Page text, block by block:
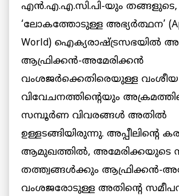
എന്‍.എ.എ.സി.പി-യും തങ്ങളുടെ,
‘ലോകത്തോടുള്ള അഭ്യര്‍ത്ഥന’
World) ഐക്യരാഷ്ട്രസഭയില്‍
ആഫ്രിക്കന്‍-അമേരിക്കന്‍
വംശജര്‍ക്കെതിരെയുള്ള വംശീയ
വിവേചനത്തിന്റെയും
സമ്പൂര്‍ണ വിവരങ്ങള്‍ അതില്‍
ഉള്ളടങ്ങിയിരുന്നു. അപ്പീലിന്റെ
ആമുഖത്തില്‍, അമേരിക്കയുടെ
തത്ത്വങ്ങള്‍ക്കും ആഫ്രിക്കന്‍-
വംശജരോടുള്ള അതിന്റെ